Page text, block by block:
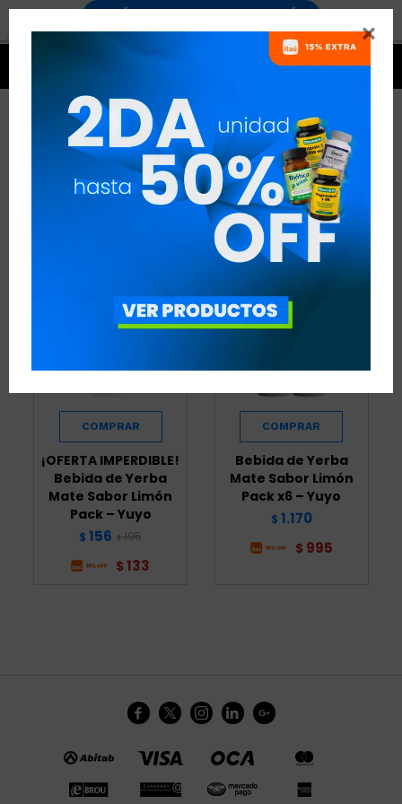

PRODUCTOS YUYO
RECOMENDADOS
¡OFERTA IMPERDIBLE!
Bebida de Yerba
Mate Sabor Limón
Pack – Yuyo
$ 156 $ 195
$ 133
Bebida de Yerba
Mate Sabor Limón
Pack x6 – Yuyo
$ 1.170
$ 995
    